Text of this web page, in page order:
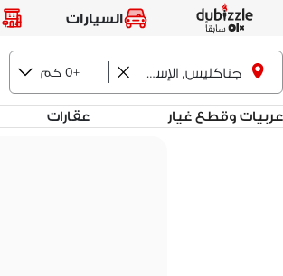
السيارات
جناكليس, الإسكندرية +0 كم
عربيات وقطع غيار عقارات